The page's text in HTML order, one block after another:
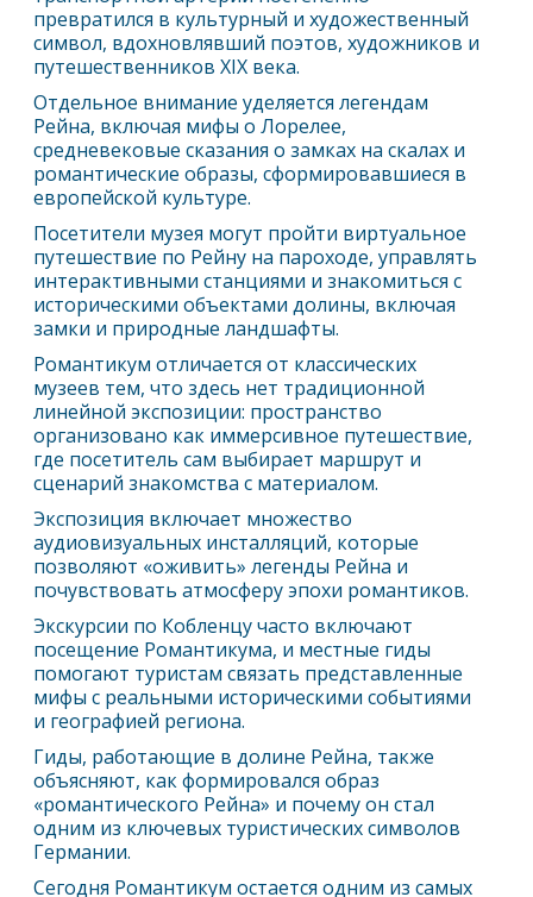
превратился в культурный и художественный
символ, вдохновлявший поэтов, художников и
путешественников XIX века.
Отдельное внимание уделяется легендам
Рейна, включая мифы о Лорелее,
средневековые сказания о замках на скалах и
романтические образы, сформировавшиеся в
европейской культуре.
Посетители музея могут пройти виртуальное
путешествие по Рейну на пароходе, управлять
интерактивными станциями и знакомиться с
историческими объектами долины, включая
замки и природные ландшафты.
Романтикум отличается от классических
музеев тем, что здесь нет традиционной
линейной экспозиции: пространство
организовано как иммерсивное путешествие,
где посетитель сам выбирает маршрут и
сценарий знакомства с материалом.
Экспозиция включает множество
аудиовизуальных инсталляций, которые
позволяют «оживить» легенды Рейна и
почувствовать атмосферу эпохи романтиков.
Экскурсии по Кобленцу часто включают
посещение Романтикума, и местные гиды
помогают туристам связать представленные
мифы с реальными историческими событиями
и географией региона.
Гиды, работающие в долине Рейна, также
объясняют, как формировался образ
«романтического Рейна» и почему он стал
одним из ключевых туристических символов
Германии.
Сегодня Романтикум остается одним из самых